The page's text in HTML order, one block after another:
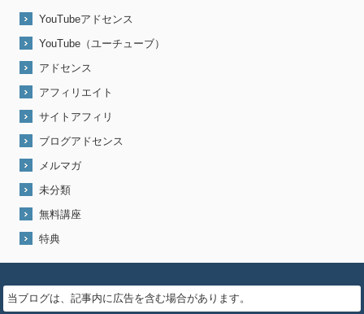
YouTubeアドセンス
YouTube（ユーチューブ）
アドセンス
アフィリエイト
サイトアフィリ
ブログアドセンス
メルマガ
未分類
無料講座
特典
当ブログは、記事内に広告を含む場合があります。